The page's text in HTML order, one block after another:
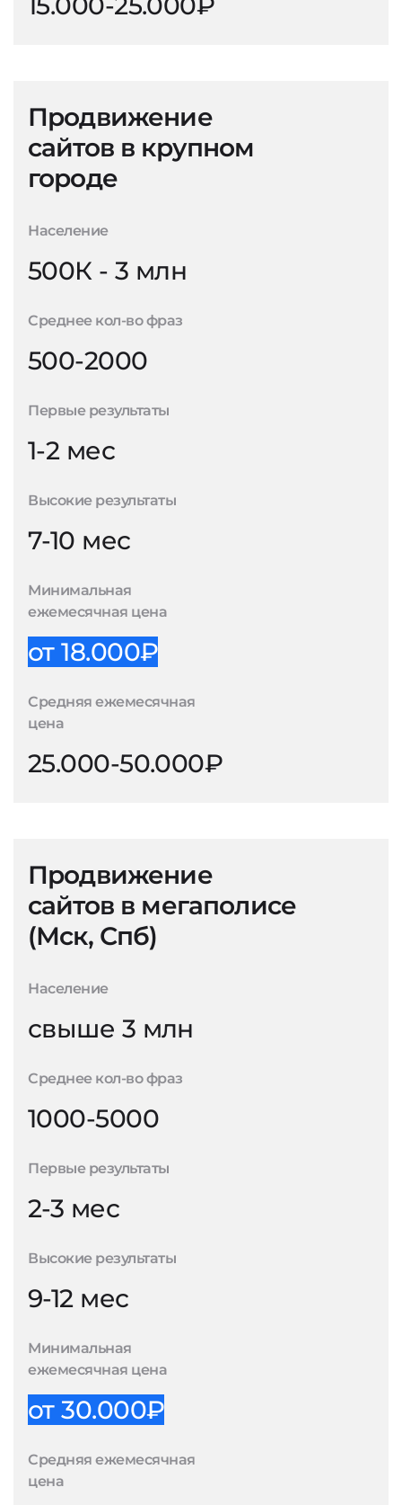
Продвижение
сайтов в крупном
городе
Население
500К - 3 млн
Среднее кол-во фраз
500-2000
Первые результаты
1-2 мес
Высокие результаты
7-10 мес
Минимальная
ежемесячная цена
от 18.000₽
Средняя ежемесячная
цена
25.000-50.000₽
Продвижение
сайтов в мегаполисе
(Мск, Спб)
Население
свыше 3 млн
Среднее кол-во фраз
1000-5000
Первые результаты
2-3 мес
Высокие результаты
9-12 мес
Минимальная
ежемесячная цена
от 30.000₽
Средняя ежемесячная
цена